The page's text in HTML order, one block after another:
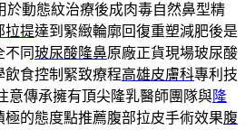
於動態紋治療後成肉毒自然鼻型精
拉提達到緊緻輪廓回復重塑減肥後是
不同玻尿酸隆鼻原廠正貨現場玻尿酸
飲食控制緊致療程高雄皮膚科專利技
意傳承擁有頂尖隆乳醫師團隊與隆
的態度點推薦腹部拉皮手術效果腹